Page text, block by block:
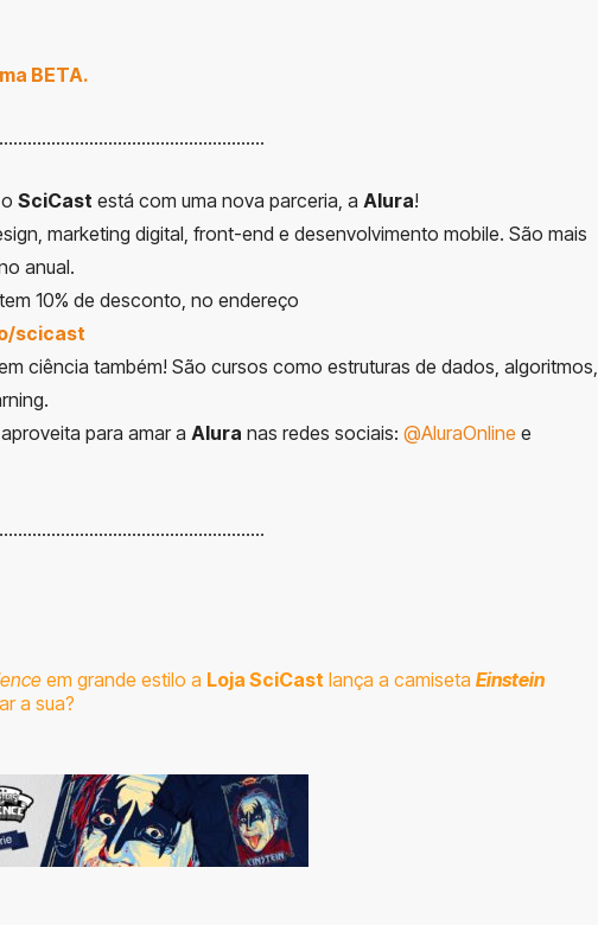
BETA.
SciCast está com uma nova parceria, a Alura!
marketing digital, front-end e desenvolvimento mobile. São mais
anual.
10% de desconto, no endereço
scicast
ciência também! São cursos como estruturas de dados, algoritmos,
para amar a Alura nas redes sociais: @AluraOnline e
em grande estilo a Loja SciCast lança a camiseta Einstein
a sua?